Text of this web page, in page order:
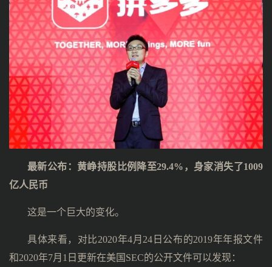
最新公布：黄峥持股比例降至29.4%，身家消失了1009
亿人民币
这是一个巨大的变化。
具体来看，对比2020年4月24日公布的2019年年报文件
和2020年7月1日更新在美国SEC的公开文件可以发现：